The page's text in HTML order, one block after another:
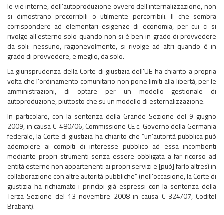
le vie interne, dell’autoproduzione ovvero dell’internalizzazione, non
si dimostrano precorribili o utilmente percorribili. Il che sembra
corrispondere ad elementari esigenze di economia, per cui ci si
rivolge all’esterno solo quando non si è ben in grado di provvedere
da soli: nessuno, ragionevolmente, si rivolge ad altri quando è in
grado di provvedere, e meglio, da solo.
La giurisprudenza della Corte di giustizia dell’UE ha chiarito a propria
volta che l’ordinamento comunitario non pone limiti alla libertà, per le
amministrazioni, di optare per un modello gestionale di
autoproduzione, piuttosto che su un modello di esternalizzazione.
In particolare, con la sentenza della Grande Sezione del 9 giugno
2009, in causa C-480/06, Commissione CE c. Governo della Germania
federale, la Corte di giustizia ha chiarito che “un’autorità pubblica può
adempiere ai compiti di interesse pubblico ad essa incombenti
mediante propri strumenti senza essere obbligata a far ricorso ad
entità esterne non appartenenti ai propri servizi e [può] farlo altresì in
collaborazione con altre autorità pubbliche” (nell’occasione, la Corte di
giustizia ha richiamato i princìpi già espressi con la sentenza della
Terza Sezione del 13 novembre 2008 in causa C-324/07, Coditel
Brabant).